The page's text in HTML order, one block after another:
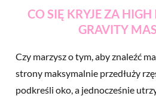
CO SIĘ KRYJE ZA
GRAVITY
Czy marzysz o tym, aby znaleźć
strony maksymalnie przedłuży
podkreśli oko, a jednocześnie